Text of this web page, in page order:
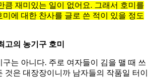
큼 재미있는 일이 없어요. 그래서 호미를
에 대한 찬사를 글로 쓴 적이 있을 정도
고의 농기구 호미
구는 아니다. 주로 여자들이 김을 맬 때 쓰
것은 대장장이니까 남자들의 작품일 터이